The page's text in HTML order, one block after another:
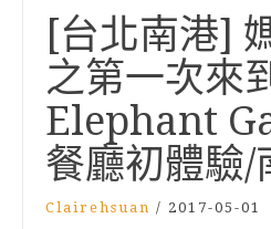
[台北南港]
之第一次來
Elephant
餐廳初體驗/
Clairehsuan / 2017-05-01